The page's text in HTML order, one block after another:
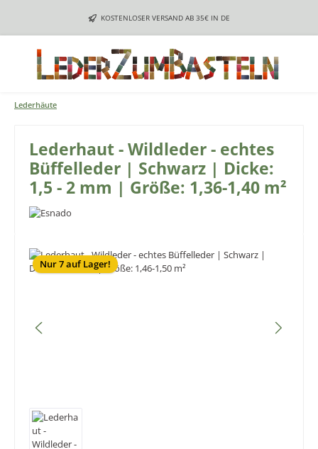
Zum Hauptinhalt springenKOSTENLOSER VERSAND AB 35€ IN DE
Lederhäute
Lederhaut - Wildleder - echtes
Büffelleder | Schwarz | Dicke:
1,5 - 2 mm | Größe: 1,36-1,40 m²
Bildergalerie überspringen
Nur 7 auf Lager!